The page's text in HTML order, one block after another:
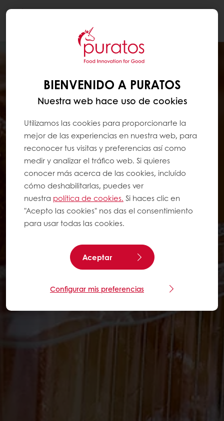
BIENVENIDO A PURATOS
Nuestra web hace uso de cookies
Utilizamos las cookies para proporcionarte la
mejor de las experiencias en nuestra web, para
reconocer tus visitas y preferencias así como
medir y analizar el tráfico web. Si quieres
conocer más acerca de las cookies, incluído
cómo deshabilitarlas, puedes ver
nuestra política de cookies. Si haces clic en
"Acepto las cookies" nos das el consentimiento
para usar todas las cookies.
Aceptar
Configurar mis preferencias